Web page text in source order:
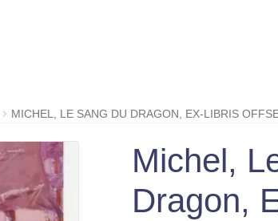
MICHEL, LE SANG DU DRAGON, EX-LIBRIS
Michel,
Dragon,